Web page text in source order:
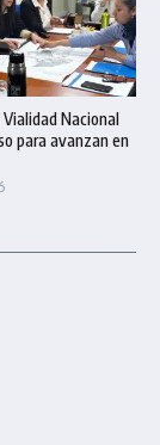
Nacional
para avanzan en